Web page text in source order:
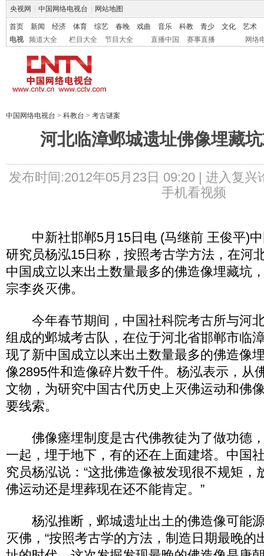
央视网 中国网络电视台 网站地图
首页 新闻 经济 体育 综艺 春晚 戏曲 音乐 科教 青少 文化
艺术
电视
频道大全 栏目大全 节目大全 直播中国 赛事直播 网络
中国网络电视台 > 科教台 > 考古谜案
河北临漳邺城遗址佛像埋藏
发布时间:2012年05月23日 09:20 | 进入复兴
手机看视频
中新社邯郸5月15日电 (马继前 王俊平)中
研究员杨泓15日称，按照考古学方法，在河
中国成立以来出土数量最多的佛造像埋藏坑
宗李炎灭佛。
今年春节期间，中国社科院考古所与河
组成的邺城考古队，在位于河北省邯郸市临
现了新中国成立以来出土数量最多的佛造像
像2895件和造像碎片数千件。杨泓表示，从
文物，为研究中国古代历史上灭佛运动和佛
要线索。
佛像瘗埋制度是古代佛教徒为了做功德
一起，埋于地下，有的还在上面建塔。中国
究员杨泓说：“这批佛造像被发现很不规矩，
佛运动还是埋葬现在还不能肯定。”
杨泓推断，邺城遗址出土的佛造像可能
灭佛，“按照考古学的方法，制造日期最晚的